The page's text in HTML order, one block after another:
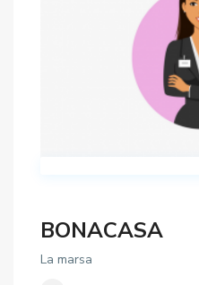
BONACASA
La marsa